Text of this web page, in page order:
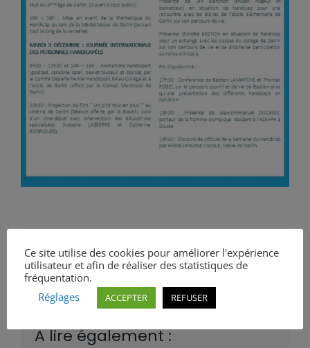
Partagez cet
article !
A lire également :
Ce site utilise des cookies pour améliorer l'expérience
utilisateur et afin de réaliser des statistiques de
fréquentation.
Réglages
ACCEPTER REFUSER